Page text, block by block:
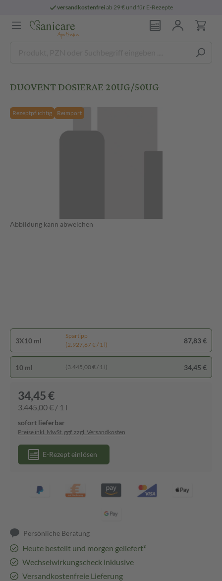
versandkostenfreiab 29 € und für E-Rezepte
DUOVENT DOSIERAE 20UG/50UG
Rezeptpflichtig Reimport
Abbildung kann abweichen
3X10 ml
Spartipp
(2.927,67 € / 1 l)
87,83 €
10 ml (3.445,00 € / 1 l) 34,45 €
34,45 €
3.445,00 € / 1 l
sofort lieferbar
Preise inkl. MwSt. ggf. zzgl. Versandkosten
E-Rezept einlösen
Persönliche Beratung
Heute bestellt und morgen geliefert³
Wechselwirkungscheck inklusive
Versandkostenfreie Lieferung